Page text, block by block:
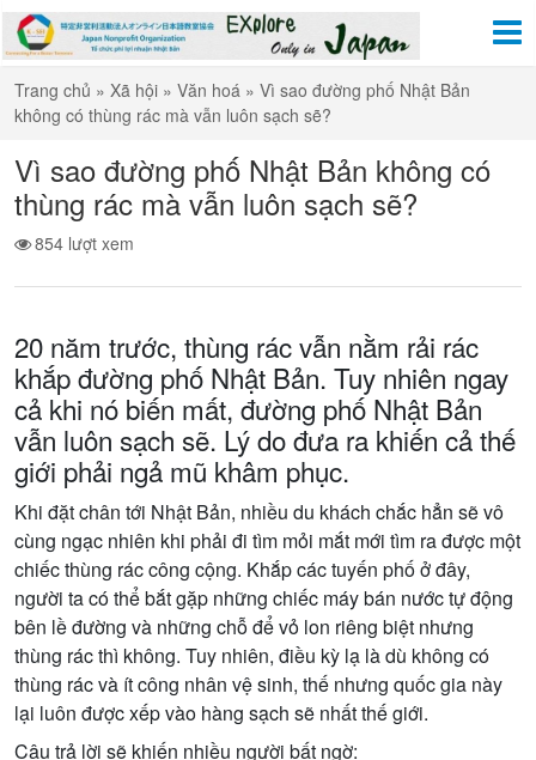
Trang chủ » Xã hội » Văn hoá » Vì sao đường phố Nhật Bản
không có thùng rác mà vẫn luôn sạch sẽ?
Vì sao đường phố Nhật Bản không có
thùng rác mà vẫn luôn sạch sẽ?
854 lượt xem
20 năm trước, thùng rác vẫn nằm rải rác
khắp đường phố Nhật Bản. Tuy nhiên ngay
cả khi nó biến mất, đường phố Nhật Bản
vẫn luôn sạch sẽ. Lý do đưa ra khiến cả thế
giới phải ngả mũ khâm phục.
Khi đặt chân tới Nhật Bản, nhiều du khách chắc hẳn sẽ vô
cùng ngạc nhiên khi phải đi tìm mỏi mắt mới tìm ra được một
chiếc thùng rác công cộng. Khắp các tuyến phố ở đây,
người ta có thể bắt gặp những chiếc máy bán nước tự động
bên lề đường và những chỗ để vỏ lon riêng biệt nhưng
thùng rác thì không. Tuy nhiên, điều kỳ lạ là dù không có
thùng rác và ít công nhân vệ sinh, thế nhưng quốc gia này
lại luôn được xếp vào hàng sạch sẽ nhất thế giới.
Câu trả lời sẽ khiến nhiều người bất ngờ: